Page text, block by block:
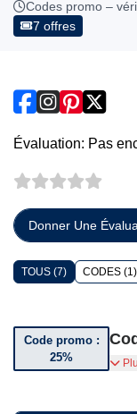
Codes promo –
7 offres
Évaluation: Pas
Donner Une
TOUS (7) CODES (1)
Code promo :
25%